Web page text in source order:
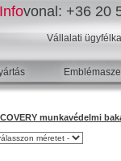
Infovonal: +36 20
Vállalati
munkavédelmi